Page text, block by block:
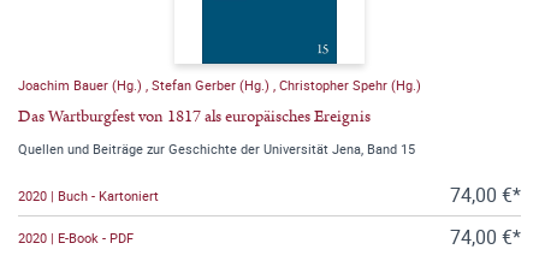
Joachim Bauer (Hg.) , Stefan Gerber (Hg.) , Christopher Spehr (Hg.)
Das Wartburgfest von 1817 als europäisches Ereignis
Quellen und Beiträge zur Geschichte der Universität Jena, Band 15
2020 | Buch - Kartoniert 74,00 €*
2020 | E-Book - PDF 74,00 €*